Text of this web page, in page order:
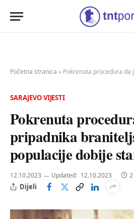
Početna stranica » Pokrenuta procedura da još 16
SARAJEVO VIJESTI
Pokrenuta
pripadnika
populacije dobije
12.10.2023 Updated: 12.10.2023
Dijeli